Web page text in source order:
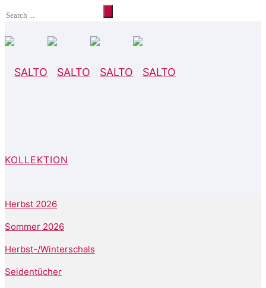
KOLLEKTION
Herbst 2026
Sommer 2026
Herbst-/Winterschals
Seidentücher